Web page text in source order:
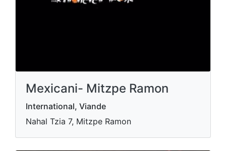
Mexicani- Mitzpe Ramon
International, Viande
Nahal Tzia 7, Mitzpe Ramon